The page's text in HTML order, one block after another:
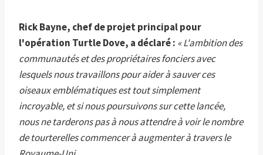
Rick Bayne, chef de projet principal pour
l'opération Turtle Dove, a déclaré : « L'ambition des
communautés et des propriétaires fonciers avec
lesquels nous travaillons pour aider à sauver ces
oiseaux emblématiques est tout simplement
incroyable, et si nous poursuivons sur cette lancée,
nous ne tarderons pas à nous attendre à voir le nombre
de tourterelles commencer à augmenter à travers le